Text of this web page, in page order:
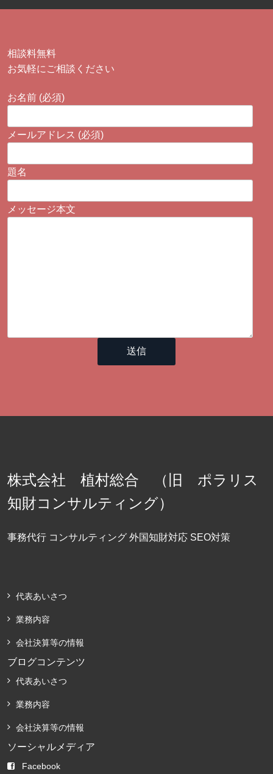
相談料無料
お気軽にご相談ください
お名前 (必須)
メールアドレス (必須)
題名
メッセージ本文
株式会社 植村総合 （旧 ポラリス
知財コンサルティング）
事務代行 コンサルティング 外国知財対応 SEO対策
代表あいさつ
業務内容
会社決算等の情報
ブログコンテンツ
代表あいさつ
業務内容
会社決算等の情報
ソーシャルメディア
Facebook